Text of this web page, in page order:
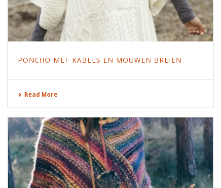
PONCHO MET KABELS EN MOUWEN BREIEN
Read More